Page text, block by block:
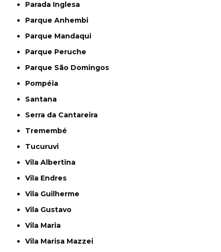
Parada Inglesa
Parque Anhembi
Parque Mandaqui
Parque Peruche
Parque São Domingos
Pompéia
Santana
Serra da Cantareira
Tremembé
Tucuruvi
Vila Albertina
Vila Endres
Vila Guilherme
Vila Gustavo
Vila Maria
Vila Marisa Mazzei